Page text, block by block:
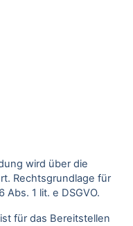
wird über die
Rechtsgrundlage für
1 lit. e DSGVO.
für das Bereitstellen